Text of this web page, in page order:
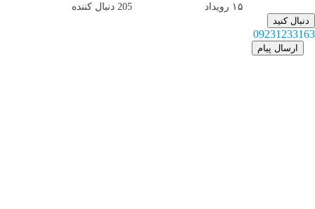
۱۵ رویداد 205 دنبال کننده
دنبال کنید
09231233163
ارسال پیام